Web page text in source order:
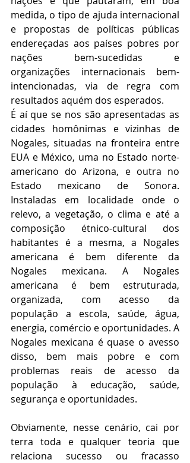
medida, o tipo de ajuda internacional
e propostas de políticas públicas
endereçadas aos países pobres por
nações bem-sucedidas e
organizações internacionais bem-
intencionadas, via de regra com
resultados aquém dos esperados.
É aí que se nos são apresentadas as
cidades homônimas e vizinhas de
Nogales, situadas na fronteira entre
EUA e México, uma no Estado norte-
americano do Arizona, e outra no
Estado mexicano de Sonora.
Instaladas em localidade onde o
relevo, a vegetação, o clima e até a
composição étnico-cultural dos
habitantes é a mesma, a Nogales
americana é bem diferente da
Nogales mexicana. A Nogales
americana é bem estruturada,
organizada, com acesso da
população a escola, saúde, água,
energia, comércio e oportunidades. A
Nogales mexicana é quase o avesso
disso, bem mais pobre e com
problemas reais de acesso da
população à educação, saúde,
segurança e oportunidades.
Obviamente, nesse cenário, cai por
terra toda e qualquer teoria que
relaciona sucesso ou fracasso